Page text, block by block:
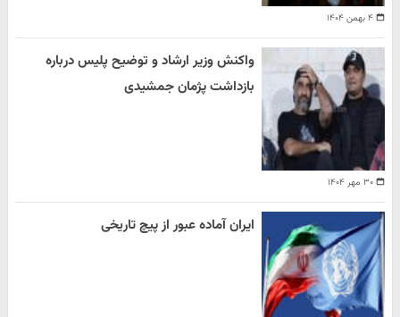
۴ بهمن ۱۴۰۴
۳۰ مهر ۱۴۰۴
واکنش وزیر ارشاد و توضیح پلیس درباره
بازداشت پژمان جمشیدی
ایران آماده عبور از پیچ تاریخی